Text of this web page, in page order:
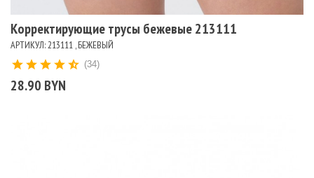
Корректирующие трусы бежевые 213111
АРТИКУЛ: 213111 , БЕЖЕВЫЙ
28.90 BYN
(34)